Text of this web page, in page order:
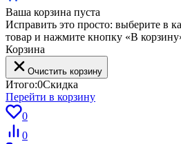
Ваша корзина пуста
Исправить это просто: выберите в
товар и нажмите кнопку «В
Корзина
Очистить корзину
Итого:0Скидка
Перейти в корзину
0
0